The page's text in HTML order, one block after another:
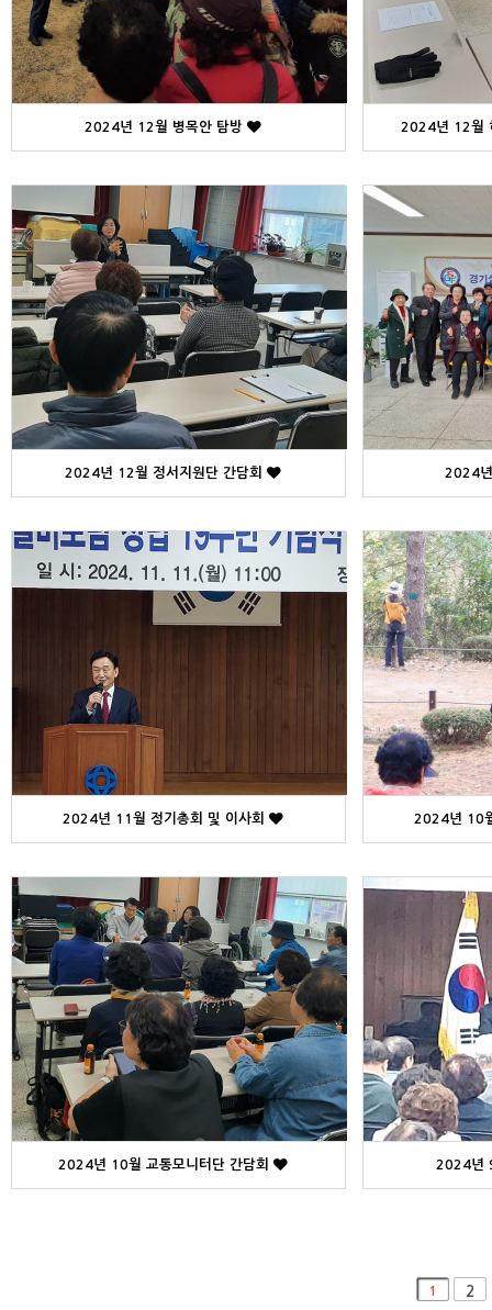
2024년 12월 병목안 탐방 2024년 12월
2024년 12월 정서지원단 간담회 2024
2024년 11월 정기총회 및 이사회 2024년 10
2024년 10월 교통모니터단 간담회 2024년
1 2